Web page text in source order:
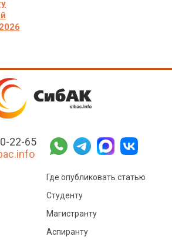
22-65
Где опубликовать статью
Студенту
Магистранту
Аспиранту